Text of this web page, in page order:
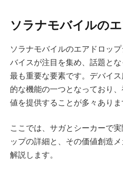
ソラナモバイルの
ソラナモバイルのエアドロッ
バイスが注目を集め、話題と
最も重要な要素です。デバイ
的な機能の一つとなっており
値を提供することが多々ありま
ここでは、サガとシーカーで
ップの詳細と、その価値創造
解説します。